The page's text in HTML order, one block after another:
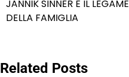
JANNIK SINNER E IL LEGAME
DELLA FAMIGLIA
Related Posts